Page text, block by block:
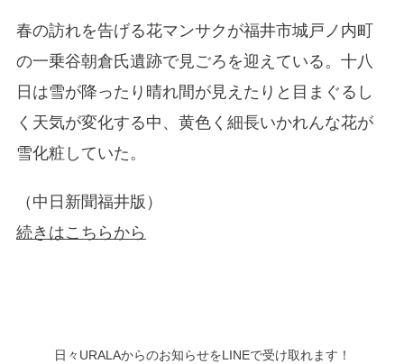
春の訪れを告げる花マンサクが福井市城戸ノ内町
の一乗谷朝倉氏遺跡で見ごろを迎えている。十八
日は雪が降ったり晴れ間が見えたりと目まぐるし
く天気が変化する中、黄色く細長いかれんな花が
雪化粧していた。
（中日新聞福井版）
続きはこちらから
日々URALAからのお知らせをLINEで受け取れます！